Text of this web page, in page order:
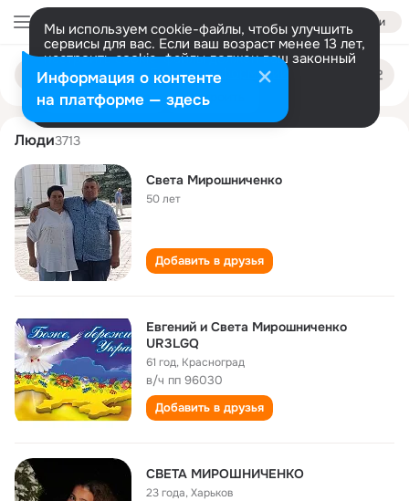
Войти
Мы используем cookie-файлы, чтобы улучшить
сервисы для вас. Если ваш возраст менее 13 лет,
настроить cookie-файлы должен ваш законный
представитель. Больше информации
Разрешить все Настроить
Поиск
людям
sveta miroshnichenko
Люди3713
Света Мирошниченко
50 лет
Добавить в друзья
Евгений и Света Мирошниченко
UR3LGQ
61 год, Красноград
в/ч пп 96030
Добавить в друзья
СВЕТА МИРОШНИЧЕНКО
23 года,Харьков
Информация о контенте
на платформе — здесь